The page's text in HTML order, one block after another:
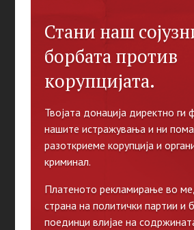
Стани наш
борбата против
корупцијата.
Твојата донација директно ги
нашите истражувања и ни
разоткриеме корупција и
криминал.
Платеното рекламирање во
страна на политички партии и
поединци влијае на